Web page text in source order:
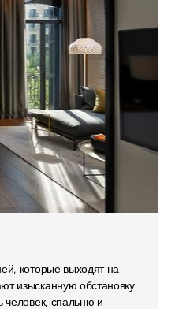
которые выходят на
изысканную обстановку
человек, спальню и